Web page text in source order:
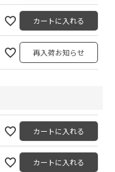
カートに入れる
再入荷お知らせ
カートに入れる
カートに入れる